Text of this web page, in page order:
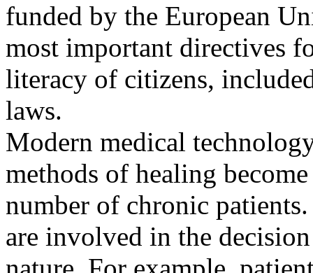
funded by the European
most important directives
literacy of citizens,
laws.
Modern medical
methods of healing
number of chronic
are involved in the